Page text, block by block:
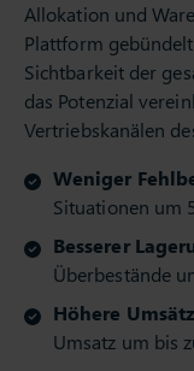
Allokation und
Plattform
Sichtbarkeit der
das Potenzial
Vertriebskanälen
Weniger
Situationen um
Besserer
Überbestände
Höhere
Umsatz um bis